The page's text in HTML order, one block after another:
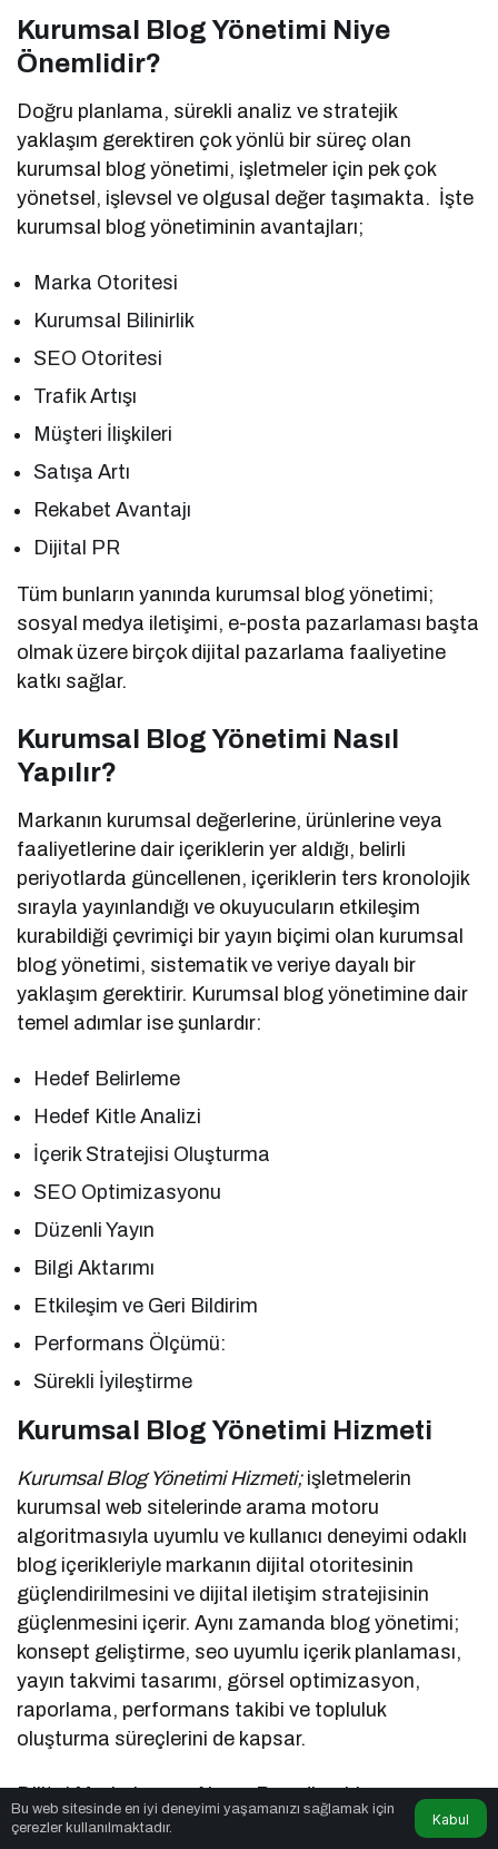
Kurumsal Blog Yönetimi Niye
Önemlidir?
Doğru planlama, sürekli analiz ve stratejik
yaklaşım gerektiren çok yönlü bir süreç olan
kurumsal blog yönetimi, işletmeler için pek çok
yönetsel, işlevsel ve olgusal değer taşımakta. İşte
kurumsal blog yönetiminin avantajları;
Marka Otoritesi
Kurumsal Bilinirlik
SEO Otoritesi
Trafik Artışı
Müşteri İlişkileri
Satışa Artı
Rekabet Avantajı
Dijital PR
Tüm bunların yanında kurumsal blog yönetimi;
sosyal medya iletişimi, e-posta pazarlaması başta
olmak üzere birçok dijital pazarlama faaliyetine
katkı sağlar.
Kurumsal Blog Yönetimi Nasıl
Yapılır?
Markanın kurumsal değerlerine, ürünlerine veya
faaliyetlerine dair içeriklerin yer aldığı, belirli
periyotlarda güncellenen, içeriklerin ters kronolojik
sırayla yayınlandığı ve okuyucuların etkileşim
kurabildiği çevrimiçi bir yayın biçimi olan kurumsal
blog yönetimi, sistematik ve veriye dayalı bir
yaklaşım gerektirir. Kurumsal blog yönetimine dair
temel adımlar ise şunlardır:
Hedef Belirleme
Hedef Kitle Analizi
İçerik Stratejisi Oluşturma
SEO Optimizasyonu
Düzenli Yayın
Bilgi Aktarımı
Etkileşim ve Geri Bildirim
Performans Ölçümü:
Sürekli İyileştirme
Kurumsal Blog Yönetimi Hizmeti
Kurumsal Blog Yönetimi Hizmeti;işletmelerin
kurumsal web sitelerinde arama motoru
algoritmasıyla uyumlu ve kullanıcı deneyimi odaklı
blog içerikleriyle markanın dijital otoritesinin
güçlendirilmesini ve dijital iletişim stratejisinin
güçlenmesini içerir. Aynı zamanda blog yönetimi;
konsept geliştirme, seo uyumlu içerik planlaması,
yayın takvimi tasarımı, görsel optimizasyon,
raporlama, performans takibi ve topluluk
oluşturma süreçlerini de kapsar.
Dijital Markalaşma Ajansı Branding Line, uzman
kadrosu ve deneyimli mentorleri ile markanızın
Bu web sitesinde en iyi deneyimi yaşamanızı sağlamak için
çerezler kullanılmaktadır.
Kabul